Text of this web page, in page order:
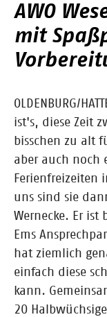
AWO
mit
OLDENBURG/
ist's, diese Zeit
bisschen zu alt
aber auch noch
Ferienfreizeiten
uns sind sie
Wernecke. Er ist
Ems
hat ziemlich
einfach diese
kann.
20